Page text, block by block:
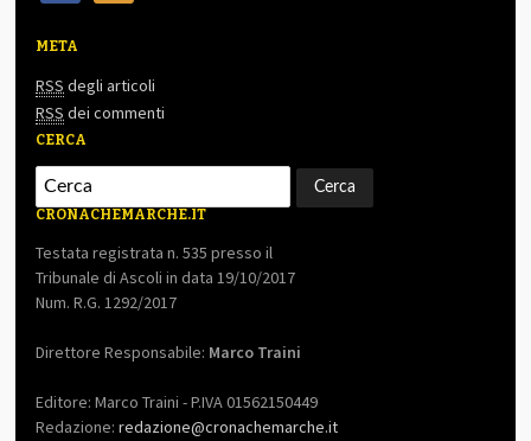
META
RSS degli articoli
RSS dei commenti
CERCA
CRONACHEMARCHE.IT
Testata registrata n. 535 presso il
Tribunale di Ascoli in data 19/10/2017
Num. R.G. 1292/2017
Direttore Responsabile: Marco Traini
Editore: Marco Traini - P.IVA 01562150449
Redazione:redazione@cronachemarche.it